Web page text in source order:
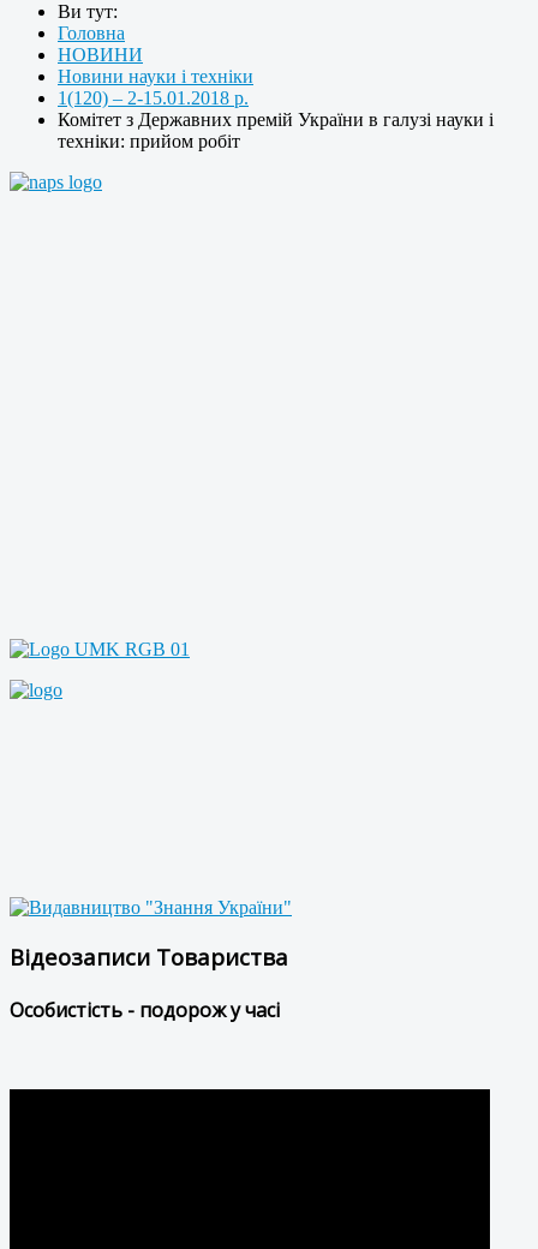
Ви тут:
Головна
НОВИНИ
Новини науки і техніки
1(120) – 2-15.01.2018 р.
Комітет з Державних премій України в галузі науки і
техніки: прийом робіт
Відеозаписи Товариства
Особистість - подорож у часі